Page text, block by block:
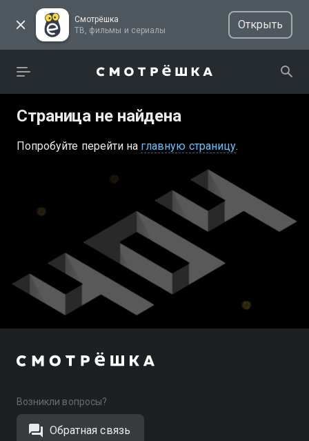
Смотрёшка
ТВ, фильмы и сериалы
Открыть
Страница не найдена
Попробуйте перейти на главную страницу.
Возникли вопросы?
Обратная связь